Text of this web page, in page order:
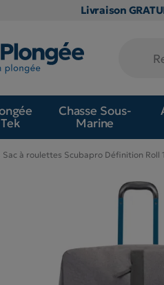
Livraison
Tek
Chasse Sous-
Marine
Sac à roulettes Scubapro Définition Roll